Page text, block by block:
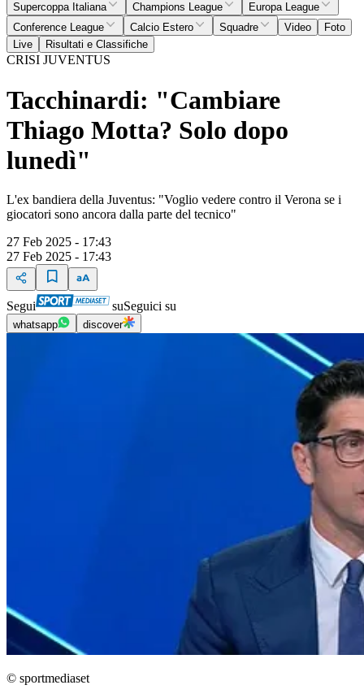
Supercoppa Italiana
Champions League
Europa League
Conference League
Calcio Estero Squadre Video
Foto
Live
Risultati e Classifiche
CRISI JUVENTUS
Tacchinardi: "Cambiare
Thiago Motta? Solo dopo
lunedì"
L'ex bandiera della Juventus: "Voglio vedere contro il Verona se i
giocatori sono ancora dalla parte del tecnico"
27 Feb 2025 - 17:43
27 Feb 2025 - 17:43
Segui suSeguici su
whatsapp discover
© sportmediaset